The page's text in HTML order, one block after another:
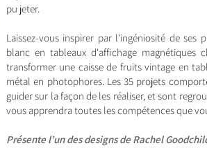
pu jeter.
Laissez-vous inspirer par l'ingéniosité de
blanc en tableaux d'affichage magnétiques
transformer une caisse de fruits vintage en
métal en photophores. Les 35 projets
guider sur la façon de les réaliser, et sont
vous apprendra toutes les compétences que
Présente l’un des designs de Rachel